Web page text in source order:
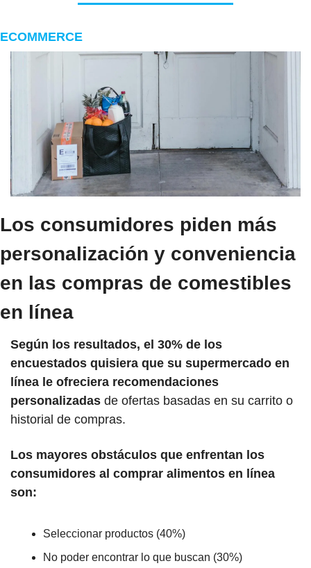
ECOMMERCE
Los consumidores piden más
personalización y conveniencia
en las compras de comestibles
en línea
Según los resultados, el 30% de los
encuestados quisiera que su supermercado en
línea le ofreciera recomendaciones
personalizadas de ofertas basadas en su carrito o
historial de compras.
Los mayores obstáculos que enfrentan los
consumidores al comprar alimentos en línea
son:
Seleccionar productos (40%)
No poder encontrar lo que buscan (30%)